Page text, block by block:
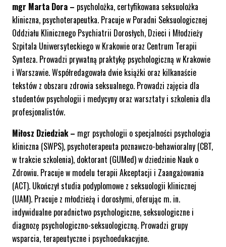
mgr Marta Dora – psycholożka, certyfikowana seksuolożka
kliniczna, psychoterapeutka. Pracuje w Poradni Seksuologicznej
Oddziału Klinicznego Psychiatrii Dorosłych, Dzieci i Młodzieży
Szpitala Uniwersyteckiego w Krakowie oraz Centrum Terapii
Synteza. Prowadzi prywatną praktykę psychologiczną w Krakowie
i Warszawie. Współredagowała dwie książki oraz kilkanaście
tekstów z obszaru zdrowia seksualnego. Prowadzi zajęcia dla
studentów psychologii i medycyny oraz warsztaty i szkolenia dla
profesjonalistów.
Miłosz Dziedziak – mgr psychologii o specjalności psychologia
kliniczna (SWPS), psychoterapeuta poznawczo-behawioralny (CBT,
w trakcie szkolenia), doktorant (GUMed) w dziedzinie Nauk o
Zdrowiu. Pracuje w modelu terapii Akceptacji i Zaangażowania
(ACT). Ukończył studia podyplomowe z seksuologii klinicznej
(UAM). Pracuje z młodzieżą i dorosłymi, oferując m. in.
indywidualne poradnictwo psychologiczne, seksuologiczne i
diagnozę psychologiczno-seksuologiczną. Prowadzi grupy
wsparcia, terapeutyczne i psychoedukacyjne.